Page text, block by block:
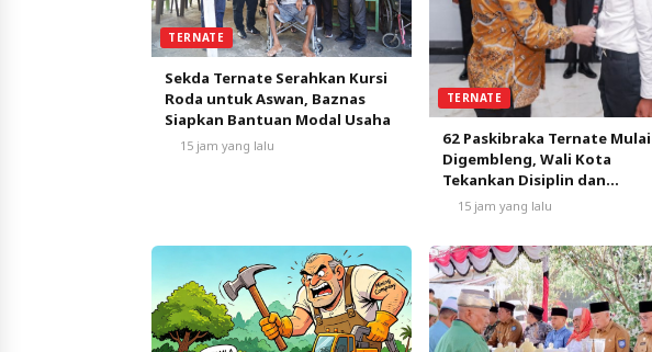
TERNATE
Sekda Ternate Serahkan Kursi
Roda untuk Aswan, Baznas
Siapkan Bantuan Modal Usaha
15 jam yang lalu
TERNATE
62 Paskibraka Ternate Mulai
Digembleng, Wali Kota
Tekankan Disiplin dan
Nasionalisme
15 jam yang lalu